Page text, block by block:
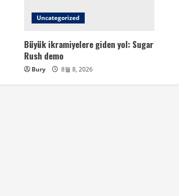
Uncategorized
Büyük ikramiyelere giden yol: Sugar
Rush demo
Bury 8월 8, 2026